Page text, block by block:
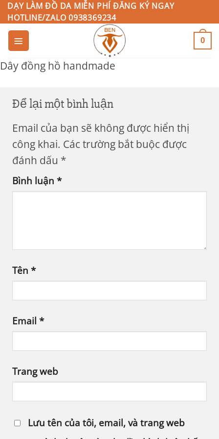
Bỏ
qua
nội
DẠY LÀM ĐỒ DA MIỄN PHÍ ĐĂNG KÝ NGAY
HOTLINE/ZALO 0938369234
0
Dây đồng hồ handmade
Để lại một bình luận
Email của bạn sẽ không được hiển thị
công khai. Các trường bắt buộc được
đánh dấu *
Bình luận *
Tên *
Email *
Trang web
Lưu tên của tôi, email, và trang web